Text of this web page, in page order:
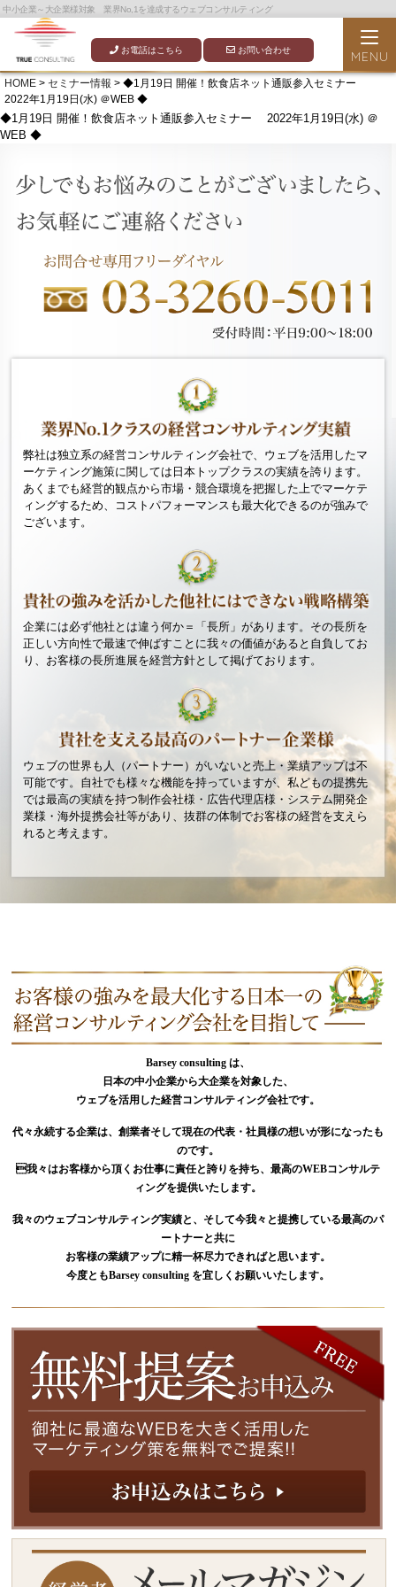
中小企業～大企業様対象 業界No,1を達成するウェブコンサルティング
お電話はこちら お問い合わせ
HOME > セミナー情報 > ◆1月19日 開催！飲食店ネット通販参入セミナー
2022年1月19日(水) ＠WEB ◆
◆1月19日 開催！飲食店ネット通販参入セミナー 2022年1月19日(水) ＠
WEB ◆
弊社は独立系の経営コンサルティング会社で、ウェブを活用したマ
ーケティング施策に関しては日本トップクラスの実績を誇ります。
あくまでも経営的観点から市場・競合環境を把握した上でマーケテ
ィングするため、コストパフォーマンスも最大化できるのが強みで
ございます。
企業には必ず他社とは違う何か＝「長所」があります。その長所を
正しい方向性で最速で伸ばすことに我々の価値があると自負してお
り、お客様の長所進展を経営方針として掲げております。
ウェブの世界も人（パートナー）がいないと売上・業績アップは不
可能です。自社でも様々な機能を持っていますが、私どもの提携先
では最高の実績を持つ制作会社様・広告代理店様・システム開発企
業様・海外提携会社等があり、抜群の体制でお客様の経営を支えら
れると考えます。
Barsey consulting は、
日本の中小企業から大企業を対象した、
ウェブを活用した経営コンサルティング会社です。
代々永続する企業は、創業者そして現在の代表・社員様の想いが形になったも
のです。
我々はお客様から頂くお仕事に責任と誇りを持ち、最高のWEBコンサルテ
ィングを提供いたします。
我々のウェブコンサルティング実績と、そして今我々と提携している最高のパ
ートナーと共に
お客様の業績アップに精一杯尽力できればと思います。
今度ともBarsey consulting を宜しくお願いいたします。